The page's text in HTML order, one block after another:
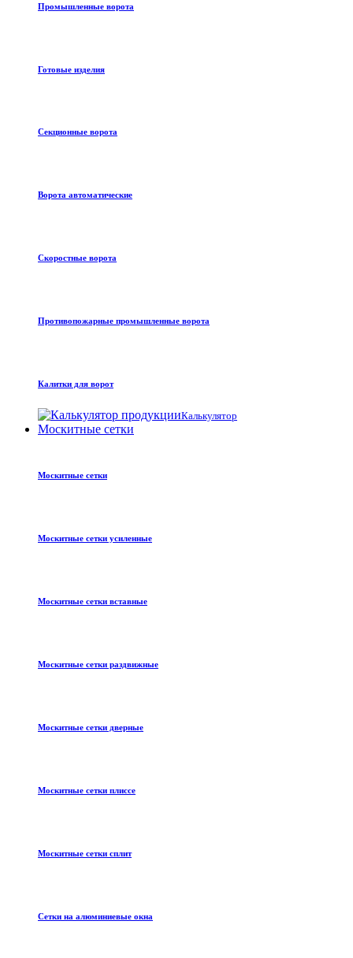
Промышленные ворота
Готовые изделия
Секционные ворота
Ворота автоматические
Скоростные ворота
Противопожарные промышленные ворота
Калитки для ворот
Калькулятор
Москитные сетки
Москитные сетки
Москитные сетки усиленные
Москитные сетки вставные
Москитные сетки раздвижные
Москитные сетки дверные
Москитные сетки плиссе
Москитные сетки сплит
Сетки на алюминиевые окна